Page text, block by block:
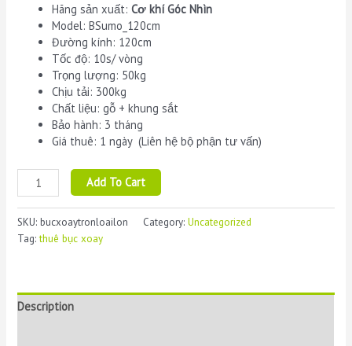
Hãng sản xuất:Cơ khí Góc Nhìn
Model: BSumo_120cm
Đường kính: 120cm
Tốc độ: 10s/ vòng
Trọng lượng: 50kg
Chịu tải: 300kg
Chất liệu: gỗ + khung sắt
Bảo hành: 3 tháng
Giá thuê: 1 ngày (Liên hệ bộ phận tư vấn)
thuê
bục
xoay
chịu
đến
300kg
Add To Cart
SKU:bucxoaytronloailon Category:Uncategorized
Tag:thuê bục xoay
Description